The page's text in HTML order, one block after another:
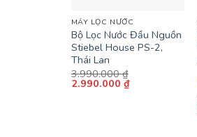
MÁY LỌC NƯỚC
Bộ Lọc Nước Đầu Nguồn
Stiebel House PS-2,
Thái Lan
3.990.000₫
Giá
2.990.000 ₫Giá
hiện